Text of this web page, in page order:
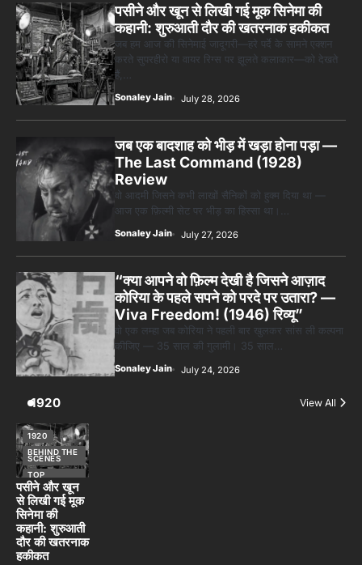
पसीने और खून से लिखी गई मूक सिनेमा की
कहानी: शुरुआती दौर की खतरनाक हकीकत
जब हम आज की सिनेमाई जादूगरी—हरे पर्दे के सामने एक्शन
करते सुपरहीरो या वायर रिग्स पर झूलते कलाकार—को देखते
हैं,…
Sonaley Jain July 28, 2026
जब एक बादशाह को भीड़ में खड़ा होना पड़ा —
The Last Command (1928)
Review
वो आदमी जिसने कभी लाखों सैनिकों को हुक्म दिया था —
आज एक फ़िल्मी सेट पर भीड़ का हिस्सा था।…
Sonaley Jain July 27, 2026
“क्या आपने वो फ़िल्म देखी है जिसने आज़ाद
कोरिया के पहले सपने को परदे पर उतारा? —
Viva Freedom! (1946) रिव्यू”
वो एक लम्हा जब कोरिया ने पहली बार खुलकर सांस ली कल्पना
कीजिए — 35 साल की गुलामी। 35 साल…
Sonaley Jain July 24, 2026
1920 View All
1920
BEHIND THE
SCENES
TOP
STORIES
पसीने और खून
से लिखी गई मूक
सिनेमा की
कहानी: शुरुआती
दौर की खतरनाक
हकीकत